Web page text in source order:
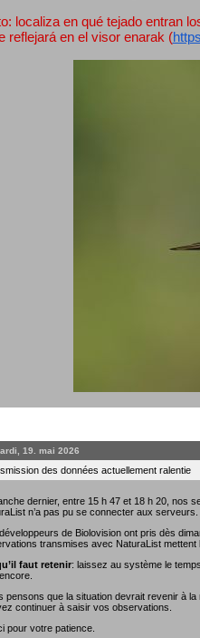
localiza en qué tejado entran
reflejará en el visor enarak (
19. mai 2026
des données actuellement ralentie
dernier, entre 15 h 47 et 18 h 20, nos
n’a pas pu se connecter aux serveurs.
de Biolovision ont pris dès
transmises avec NaturaList
faut retenir: laissez au système le
pensons que la situation devrait revenir à
continuer à saisir vos observations.
pour votre patience.